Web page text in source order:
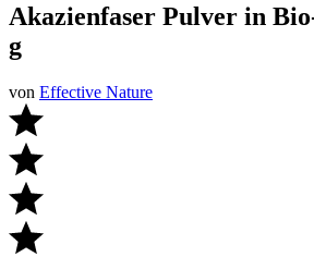
Akazienfaser Pulver in
g
von Effective Nature